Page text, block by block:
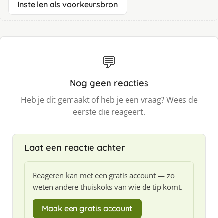
Instellen als voorkeursbron
💬
Nog geen reacties
Heb je dit gemaakt of heb je een vraag? Wees de
eerste die reageert.
Laat een reactie achter
Reageren kan met een gratis account — zo
weten andere thuiskoks van wie de tip komt.
Maak een gratis account